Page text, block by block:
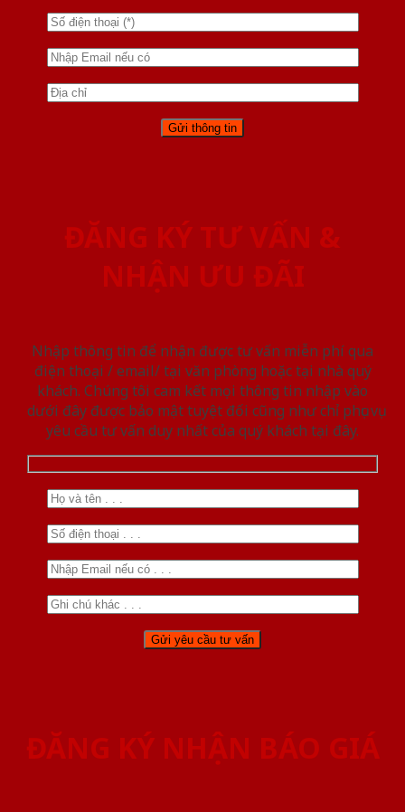
ĐĂNG KÝ TƯ VẤN &
NHẬN ƯU ĐÃI
Nhập thông tin để nhận được tư vấn miễn phí qua
điện thoại / email/ tại văn phòng hoặc tại nhà quý
khách. Chúng tôi cam kết mọi thông tin nhập vào
dưới đây được bảo mật tuyệt đối cũng như chỉ phục vụ
yêu cầu tư vấn duy nhất của quý khách tại đây.
ĐĂNG KÝ NHẬN BÁO GIÁ